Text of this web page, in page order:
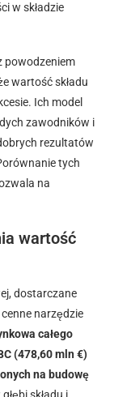
w składzie
powodzeniem
wartość składu
Ich model
zawodników i
rezultatów
tych
na
wartość
dostarczane
narzędzie
całego
(478,60 mln €)
na budowę